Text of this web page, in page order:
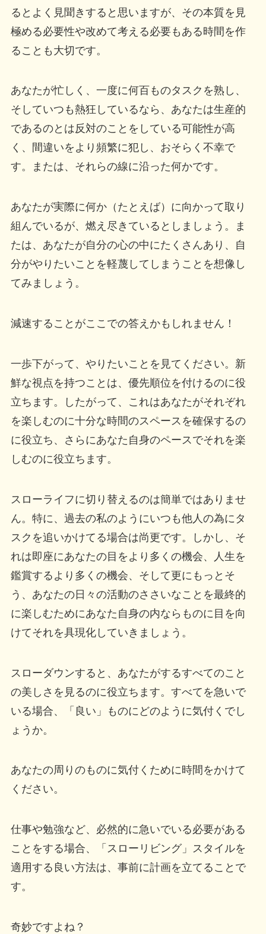
るとよく見聞きすると思いますが、その本質を見
極める必要性や改めて考える必要もある時間を作
ることも大切です。
あなたが忙しく、一度に何百ものタスクを熟し、
そしていつも熱狂しているなら、あなたは生産的
であるのとは反対のことをしている可能性が高
く、間違いをより頻繁に犯し、おそらく不幸で
す。または、それらの線に沿った何かです。
あなたが実際に何か（たとえば）に向かって取り
組んでいるが、燃え尽きているとしましょう。ま
たは、あなたが自分の心の中にたくさんあり、自
分がやりたいことを軽蔑してしまうことを想像し
てみましょう。
減速することがここでの答えかもしれません！
一歩下がって、やりたいことを見てください。新
鮮な視点を持つことは、優先順位を付けるのに役
立ちます。したがって、これはあなたがそれぞれ
を楽しむのに十分な時間のスペースを確保するの
に役立ち、さらにあなた自身のペースでそれを楽
しむのに役立ちます。
スローライフに切り替えるのは簡単ではありませ
ん。特に、過去の私のようにいつも他人の為にタ
スクを追いかけてる場合は尚更です。しかし、そ
れは即座にあなたの目をより多くの機会、人生を
鑑賞するより多くの機会、そして更にもっとそ
う、あなたの日々の活動のささいなことを最終的
に楽しむためにあなた自身の内ならものに目を向
けてそれを具現化していきましょう。
スローダウンすると、あなたがするすべてのこと
の美しさを見るのに役立ちます。すべてを急いで
いる場合、「良い」ものにどのように気付くでし
ょうか。
あなたの周りのものに気付くために時間をかけて
ください。
仕事や勉強など、必然的に急いでいる必要がある
ことをする場合、「スローリビング」スタイルを
適用する良い方法は、事前に計画を立てることで
す。
奇妙ですよね？